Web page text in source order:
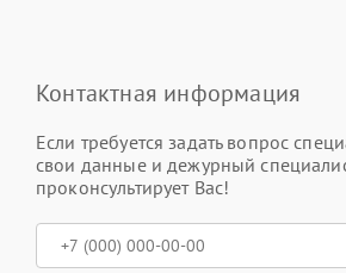
Контактная информация
Если требуется задать вопрос
свои данные и дежурный
проконсультирует Вас!